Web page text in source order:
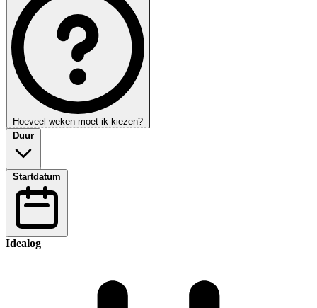
Hoeveel weken moet ik kiezen?
Duur
Startdatum
Idealog